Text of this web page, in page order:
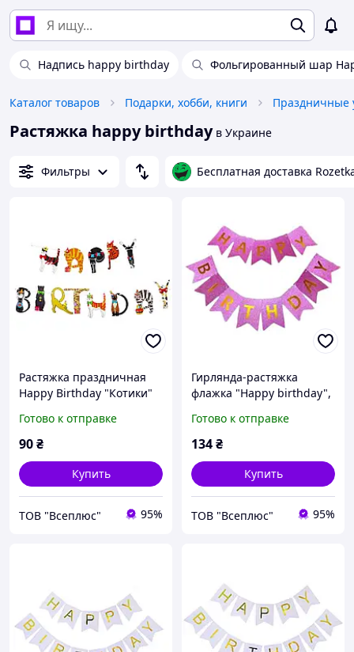
Надпись happy birthday Фольгированный шар
Каталог товаров Подарки, хобби, книги Праздничные
Растяжка happy birthdayв Украине
Фильтры Бесплатная доставка
Растяжка праздничная
Happy Birthday "Котики"
Готово к отправке
90₴
Купить
ТОВ "Всеплюс" 95%
Гирлянда-растяжка
флажка "Happy birthday",
Готово к отправке
134₴
Купить
ТОВ "Всеплюс" 95%